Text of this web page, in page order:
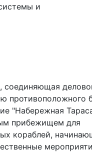
и
соединяющая
противоположного
"Набережная
прибежищем для
кораблей,